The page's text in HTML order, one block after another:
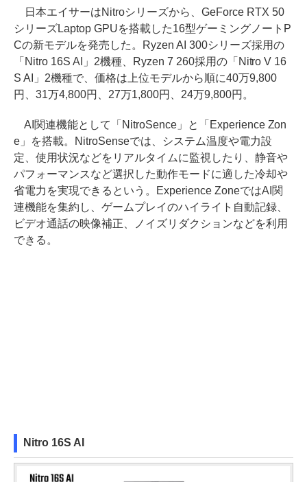
日本エイサーはNitroシリーズから、GeForce RTX 50
シリーズLaptop GPUを搭載した16型ゲーミングノートP
Cの新モデルを発売した。Ryzen AI 300シリーズ採用の
「Nitro 16S AI」2機種、Ryzen 7 260採用の「Nitro V 16
S AI」2機種で、価格は上位モデルから順に40万9,800
円、31万4,800円、27万1,800円、24万9,800円。
AI関連機能として「NitroSence」と「Experience Zon
e」を搭載。NitroSenseでは、システム温度や電力設
定、使用状況などをリアルタイムに監視したり、静音や
パフォーマンスなど選択した動作モードに適した冷却や
省電力を実現できるという。Experience ZoneではAI関
連機能を集約し、ゲームプレイのハイライト自動記録、
ビデオ通話の映像補正、ノイズリダクションなどを利用
できる。
Nitro 16S AI